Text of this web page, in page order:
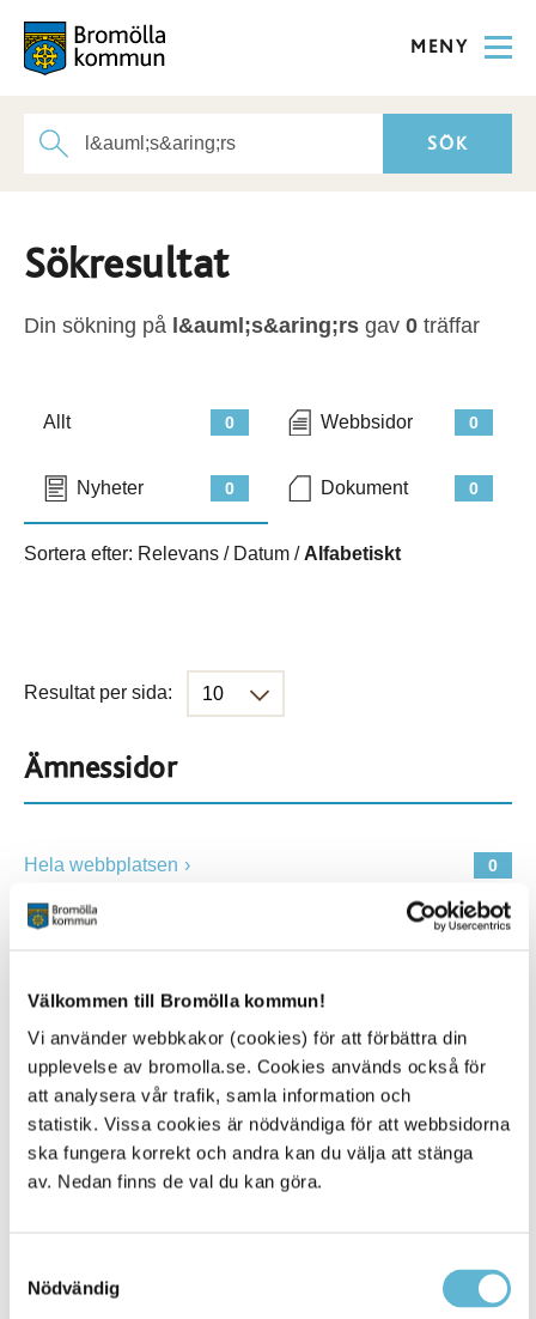
Välkommen till Bromölla kommun!
Vi använder webbkakor (cookies) för att förbättra din
upplevelse av bromolla.se. Cookies används också för
att analysera vår trafik, samla information och
statistik. Vissa cookies är nödvändiga för att webbsidorna
ska fungera korrekt och andra kan du välja att stänga
av. Nedan finns de val du kan göra.
Nödvändig
MENY
Sökresultat
Din sökning på l&auml;s&aring;rs gav 0 träffar
0
Allt 0
Webbsidor
0
Nyheter 0
Dokument
Sortera efter: Relevans / Datum / Alfabetiskt
Resultat per sida:
Ämnessidor
0
Hela webbplatsen
Alla platser